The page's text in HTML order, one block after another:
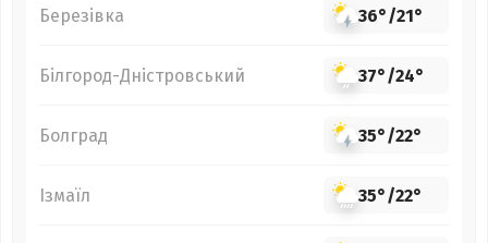
Березівка 36°/21°
Білгород-Дністровський 37°/24°
Болград 35°/22°
Ізмаїл 35°/22°